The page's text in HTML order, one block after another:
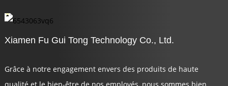
Xiamen Fu Gui Tong Technology Co., Ltd.
Grâce à notre engagement envers des produits de haute
qualité et le bien-être de nos employés, nous sommes bien